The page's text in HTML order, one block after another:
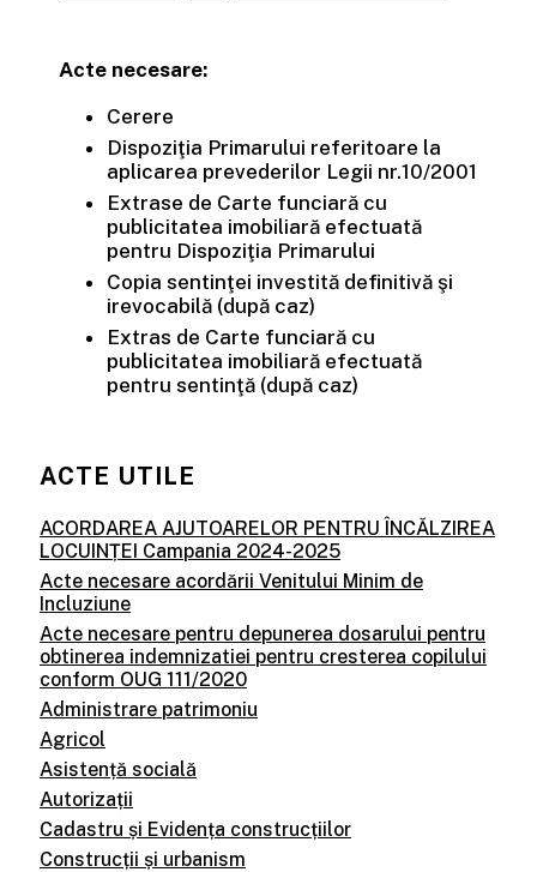
Acte necesare:
Cerere
Dispoziţia Primarului referitoare la
aplicarea prevederilor Legii nr.10/2001
Extrase de Carte funciară cu
publicitatea imobiliară efectuată
pentru Dispoziţia Primarului
Copia sentinţei investită definitivă şi
irevocabilă (după caz)
Extras de Carte funciară cu
publicitatea imobiliară efectuată
pentru sentinţă (după caz)
ACTE UTILE
ACORDAREA AJUTOARELOR PENTRU ÎNCĂLZIREA
LOCUINȚEI Campania 2024-2025
Acte necesare acordării Venitului Minim de
Incluziune
Acte necesare pentru depunerea dosarului pentru
obtinerea indemnizatiei pentru cresterea copilului
conform OUG 111/2020
Administrare patrimoniu
Agricol
Asistență socială
Autorizații
Cadastru și Evidența construcțiilor
Construcții și urbanism